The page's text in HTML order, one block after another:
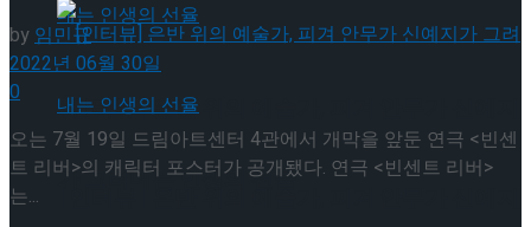
[인터뷰] 은반 위의 예술가, 피겨 안무가 신예지
가 그려내는 인생의 선율
by임민규
2022년 06월 30일
0
오는 7월 19일 드림아트센터 4관에서 개막을 앞둔 연극 <빈센
트 리버>의 캐릭터 포스터가 공개됐다. 연극 <빈센트 리버>
는...